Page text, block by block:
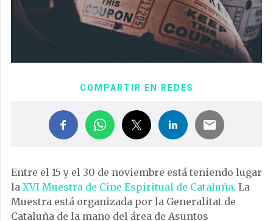
COMPARTIR EN REDES
Entre el 15 y el 30 de noviembre está teniendo lugar
la XVI Muestra de Cine Espiritual de Cataluña. La
Muestra está organizada por la Generalitat de
Cataluña de la mano del área de Asuntos